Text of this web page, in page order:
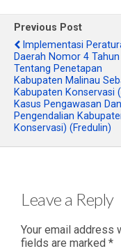
Previous Post
Implementasi
Daerah Nomor 4
Tentang Penetapan
Kabupaten Malinau
Kabupaten Konservasi
Kasus Pengawasan Dan
Pengendalian
Konservasi) (Fredulin)
Leave a Reply
Your email address
fields are marked *